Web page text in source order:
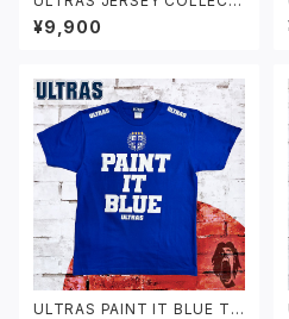
ON 1993
¥9,900
ULTRAS PAINT IT BLUE Tシ